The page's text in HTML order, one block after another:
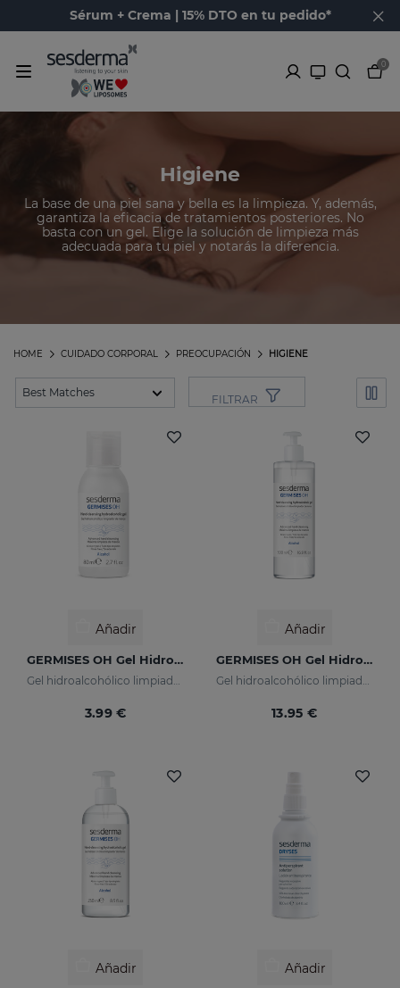
Sérum + Crema | 15% DTO en tu pedido*
0
Higiene
La base de una piel sana y bella es la limpieza. Y, además,
garantiza la eficacia de tratamientos posteriores. No
basta con un gel. Elige la solución de limpieza más
adecuada para tu piel y notarás la diferencia.
HIGIENE
PREOCUPACIÓN
CUIDADO CORPORAL
HOME
FILTRAR
Añadir
GERMISES OH Gel Hidroalcohólico De Manos 80ml
Gel hidroalcohólico limpiador de manos con Alcohol
3.99 €
Añadir
GERMISES OH Gel Hidroalcohólico De Manos 500ml
Gel hidroalcohólico limpiador de manos con Alcohol
13.95 €
Añadir Añadir